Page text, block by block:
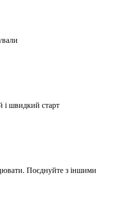
швидкий старт
Поєднуйте з іншими